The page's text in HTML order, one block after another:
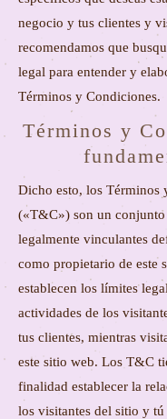
negocio y tus clientes y
recomendamos que
legal para entender y
Términos y Condiciones.
Términos y
Dicho esto, los Términos
(«T&C») son un
legalmente vinculantes
como propietario de este
establecen los límites
actividades de los
tus clientes, mientras
este sitio web. Los T&C
finalidad establecer la
los visitantes del sitio y